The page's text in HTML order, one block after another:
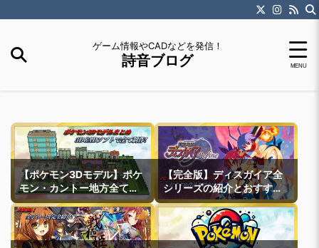
ゲーム情報やCADなどを発信！
詩音ブログ
【ポケモン3Dモデル】ポケ
モン・カントー地方全ての
町モデルなどを紹介
【完全版】ディスガイア全
シリーズの紹介とおすすめ
作品紹介